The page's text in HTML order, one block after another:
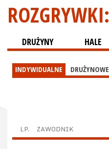
ROZGRYWKI:
DRUŻYNY HALE
INDYWIDUALNE DRUŻYNOWE
LP. ZAWODNIK